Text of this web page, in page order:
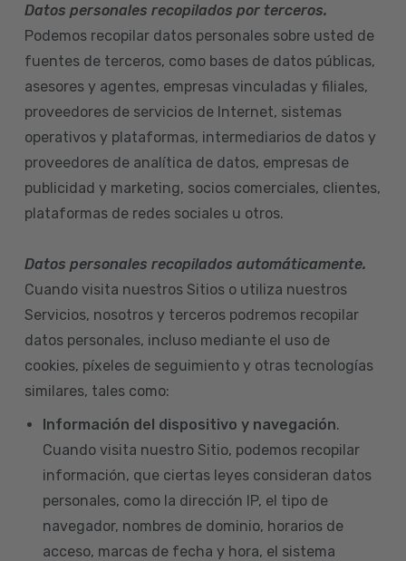
Datos personales recopilados por terceros.
Podemos recopilar datos personales sobre usted de
fuentes de terceros, como bases de datos públicas,
asesores y agentes, empresas vinculadas y filiales,
proveedores de servicios de Internet, sistemas
operativos y plataformas, intermediarios de datos y
proveedores de analítica de datos, empresas de
publicidad y marketing, socios comerciales, clientes,
plataformas de redes sociales u otros.
Datos personales recopilados automáticamente.
Cuando visita nuestros Sitios o utiliza nuestros
Servicios, nosotros y terceros podremos recopilar
datos personales, incluso mediante el uso de
cookies, píxeles de seguimiento y otras tecnologías
similares, tales como:
Información del dispositivo y navegación.
Cuando visita nuestro Sitio, podemos recopilar
información, que ciertas leyes consideran datos
personales, como la dirección IP, el tipo de
navegador, nombres de dominio, horarios de
acceso, marcas de fecha y hora, el sistema